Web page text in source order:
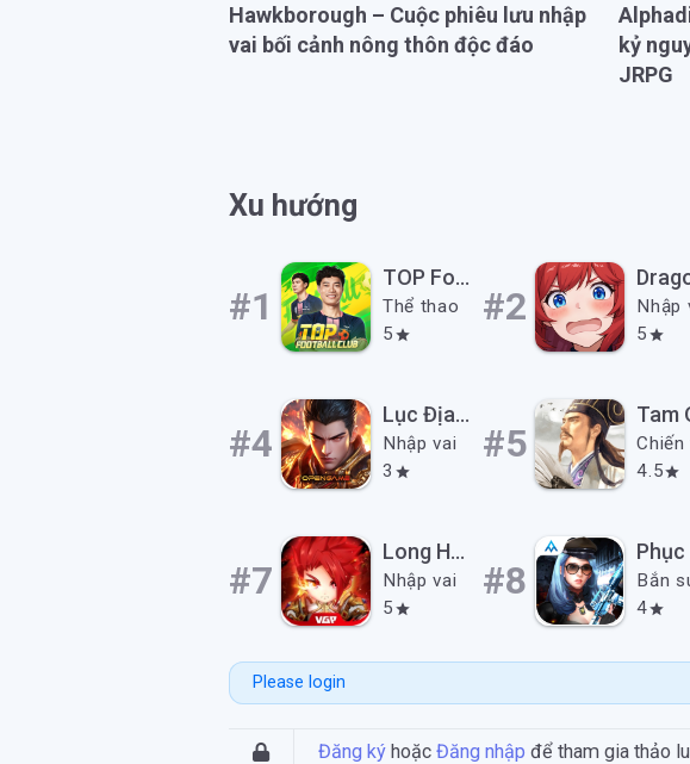
Hawkborough – Cuộc phiêu lưu nhập
vai bối cảnh nông thôn độc đáo
kỷ
JRPG
Xu hướng
#1
TOP Football Club Mobile
Thể thao
5 star
#2
Nhập
5 star
#4
Lục Địa Hắc Ám
Nhập vai
3 star
#5
Chiến
4.5star
#7
Long Hồn Kỷ Nguyên VGP
Nhập vai
5 star
#8
Bắn
4star
Please login
Đăng ký hoặc Đăng nhập để tham gia thảo